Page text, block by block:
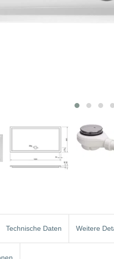
Technische Daten Weitere